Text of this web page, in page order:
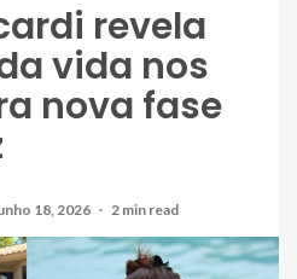
revela
vida nos
nova fase
18, 2026 2 min read